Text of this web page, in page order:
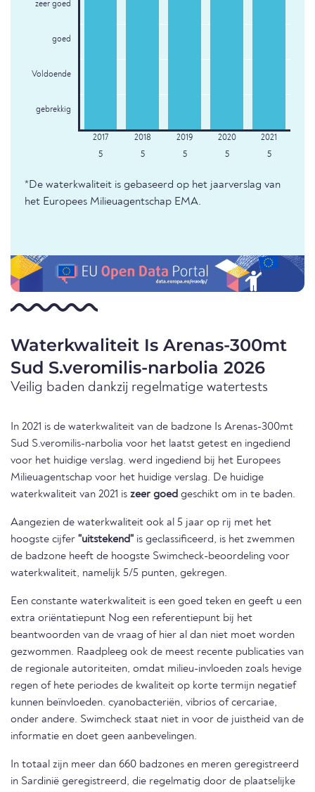
zeer goed
goed
Voldoende
gebrekkig
5 5 5 5 5
*De waterkwaliteit is gebaseerd op het jaarverslag van
het Europees Milieuagentschap EMA.
Waterkwaliteit Is Arenas-300mt
Sud S.veromilis-narbolia 2026
Veilig baden dankzij regelmatige watertests
In 2021 is de waterkwaliteit van de badzone Is Arenas-300mt
Sud S.veromilis-narbolia voor het laatst getest en ingediend
voor het huidige verslag. werd ingediend bij het Europees
Milieuagentschap voor het huidige verslag. De huidige
waterkwaliteit van 2021 is zeer goed geschikt om in te baden.
Aangezien de waterkwaliteit ook al 5 jaar op rij met het
hoogste cijfer "uitstekend" is geclassificeerd, is het zwemmen
de badzone heeft de hoogste Swimcheck-beoordeling voor
waterkwaliteit, namelijk 5/5 punten, gekregen.
Een constante waterkwaliteit is een goed teken en geeft u een
extra oriëntatiepunt Nog een referentiepunt bij het
beantwoorden van de vraag of hier al dan niet moet worden
gezwommen. Raadpleeg ook de meest recente publicaties van
de regionale autoriteiten, omdat milieu-invloeden zoals hevige
regen of hete periodes de kwaliteit op korte termijn negatief
kunnen beïnvloeden. cyanobacteriën, vibrios of cercariae,
onder andere. Swimcheck staat niet in voor de juistheid van de
informatie en doet geen aanbevelingen.
In totaal zijn meer dan 660 badzones en meren geregistreerd
in Sardinië geregistreerd, die regelmatig door de plaatselijke